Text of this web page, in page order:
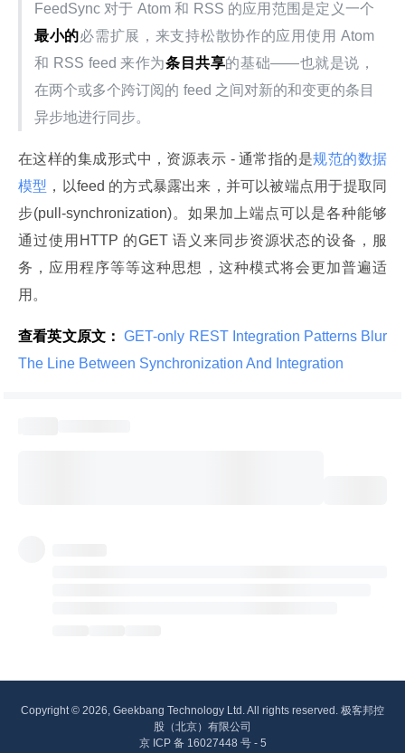
FeedSync 对于 Atom 和 RSS 的应用范围是定义一个
最小的必需扩展，来支持松散协作的应用使用 Atom
和 RSS feed 来作为条目共享的基础——也就是说，
在两个或多个跨订阅的 feed 之间对新的和变更的条目
异步地进行同步。
在这样的集成形式中，资源表示 - 通常指的是规范的数据
模型 ，以feed 的方式暴露出来，并可以被端点用于提取同
步(pull-synchronization)。如果加上端点可以是各种能够
通过使用HTTP 的GET 语义来同步资源状态的设备，服
务，应用程序等等这种思想，这种模式将会更加普遍适
用。
查看英文原文： GET-only REST Integration Patterns Blur
The Line Between Synchronization And Integration
Copyright © 2026, Geekbang Technology Ltd. All rights reserved. 极客邦控
股（北京）有限公司
京 ICP 备 16027448 号 - 5